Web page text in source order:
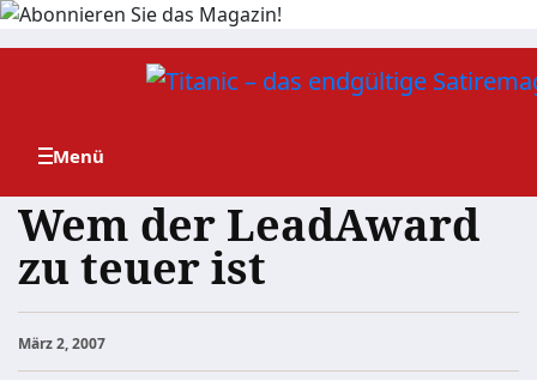
Zum
Wem der LeadAward
zu teuer ist
März 2, 2007